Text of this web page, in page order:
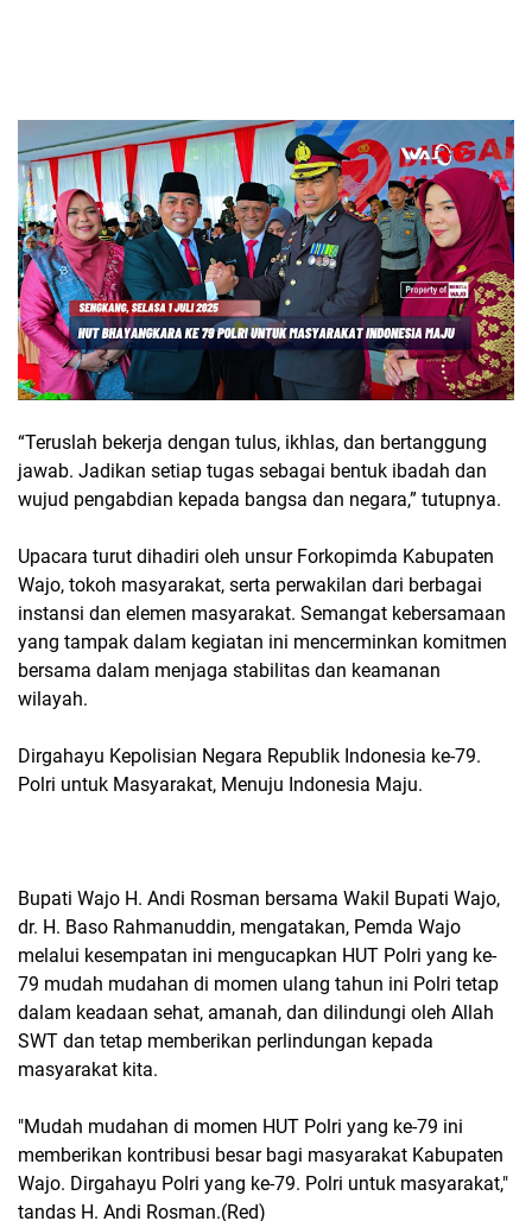
“Teruslah bekerja dengan tulus, ikhlas, dan bertanggung
jawab. Jadikan setiap tugas sebagai bentuk ibadah dan
wujud pengabdian kepada bangsa dan negara,” tutupnya.
Upacara turut dihadiri oleh unsur Forkopimda Kabupaten
Wajo, tokoh masyarakat, serta perwakilan dari berbagai
instansi dan elemen masyarakat. Semangat kebersamaan
yang tampak dalam kegiatan ini mencerminkan komitmen
bersama dalam menjaga stabilitas dan keamanan
wilayah.
Dirgahayu Kepolisian Negara Republik Indonesia ke-79.
Polri untuk Masyarakat, Menuju Indonesia Maju.
Bupati Wajo H. Andi Rosman bersama Wakil Bupati Wajo,
dr. H. Baso Rahmanuddin, mengatakan, Pemda Wajo
melalui kesempatan ini mengucapkan HUT Polri yang ke-
79 mudah mudahan di momen ulang tahun ini Polri tetap
dalam keadaan sehat, amanah, dan dilindungi oleh Allah
SWT dan tetap memberikan perlindungan kepada
masyarakat kita.
"Mudah mudahan di momen HUT Polri yang ke-79 ini
memberikan kontribusi besar bagi masyarakat Kabupaten
Wajo. Dirgahayu Polri yang ke-79. Polri untuk masyarakat,"
tandas H. Andi Rosman.(Red)